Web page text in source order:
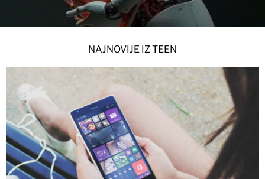
NAJNOVIJE IZ TEEN